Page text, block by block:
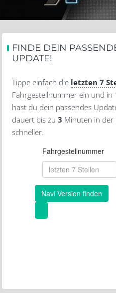
FINDE DEIN
UPDATE!
Tippe einfach die letzten 7
Fahrgestellnummer ein und in
hast du dein passendes
dauert bis zu 3 Minuten in der
schneller.